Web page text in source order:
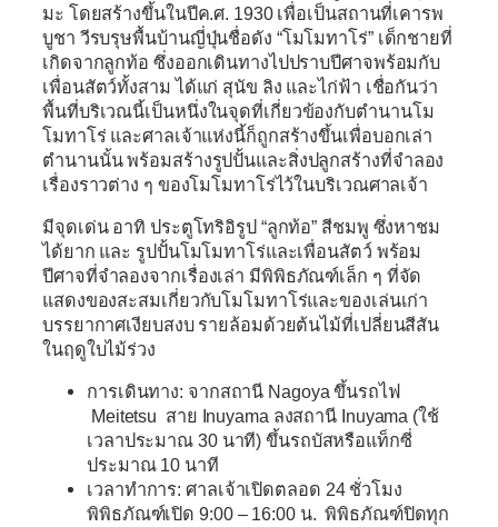
มะ โดยสร้างขึ้นในปีค.ศ. 1930 เพื่อเป็นสถานที่เคารพ
บูชา วีรบรุษพื้นบ้านญี่ปุ่นชื่อดัง “โมโมทาโร่” เด็กชายที่
เกิดจากลูกท้อ ซึ่งออกเดินทางไปปราบปีศาจพร้อมกับ
เพื่อนสัตว์ทั้งสาม ได้แก่ สุนัข ลิง และไก่ฟ้า เชื่อกันว่า
พื้นที่บริเวณนี้เป็นหนึ่งในจุดที่เกี่ยวข้องกับตำนานโม
โมทาโร่ และศาลเจ้าแห่งนี้ก็ถูกสร้างขึ้นเพื่อบอกเล่า
ตำนานนั้น พร้อมสร้างรูปปั้นและสิ่งปลูกสร้างที่จำลอง
เรื่องราวต่าง ๆ ของโมโมทาโร่ไว้ในบริเวณศาลเจ้า
มีจุดเด่น อาทิ ประตูโทริอิรูป “ลูกท้อ” สีชมพู ซึ่งหาชม
ได้ยาก และ รูปปั้นโมโมทาโร่และเพื่อนสัตว์ พร้อม
ปีศาจที่จำลองจากเรื่องเล่า มีพิพิธภัณฑ์เล็ก ๆ ที่จัด
แสดงของสะสมเกี่ยวกับโมโมทาโร่และของเล่นเก่า
บรรยากาศเงียบสงบ รายล้อมด้วยต้นไม้ที่เปลี่ยนสีสัน
ในฤดูใบไม้ร่วง
การเดินทาง: จากสถานี Nagoya ขึ้นรถไฟ
Meitetsu สาย Inuyama ลงสถานี Inuyama (ใช้
เวลาประมาณ 30 นาที) ขึ้นรถบัสหรือแท็กซี่
ประมาณ 10 นาที
เวลาทำการ: ศาลเจ้าเปิดตลอด 24 ชั่วโมง
พิพิธภัณฑ์เปิด 9:00 – 16:00 น. พิพิธภัณฑ์ปิดทุก